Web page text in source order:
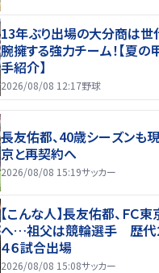
13年ぶり出場の大分商は
腕擁する強力チーム！【夏の
手紹介】
2026/08/08 12:17野球
長友佑都、40歳シーズン
京と再契約へ
2026/08/08 15:19サッカー
【こんな人】長友佑都、ＦＣ
へ…祖父は競輪選手 歴代
４６試合出場
2026/08/08 15:08サッカー